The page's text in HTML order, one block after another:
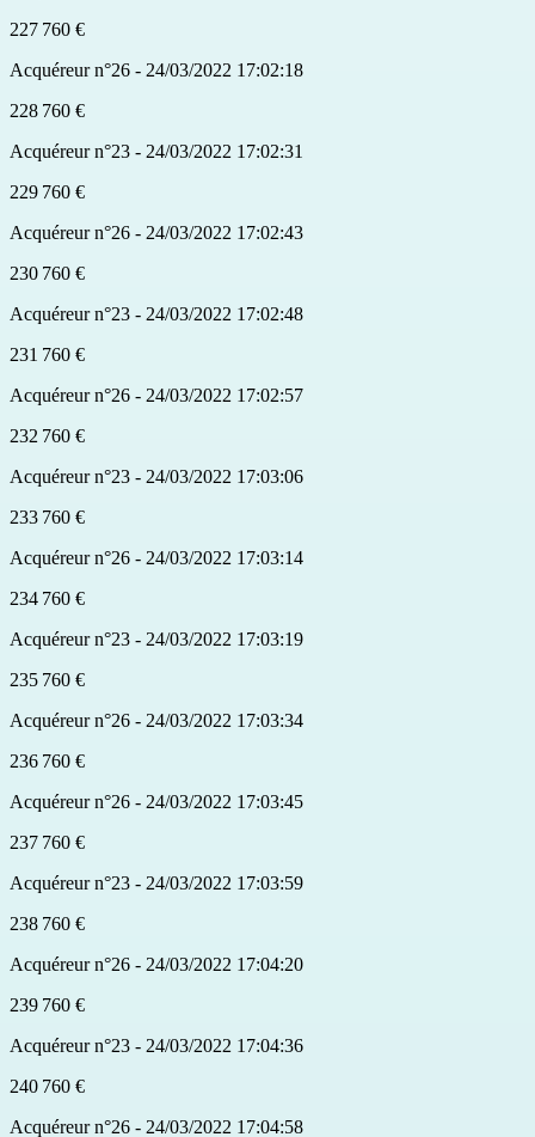
227 760 €
Acquéreur n°26 - 24/03/2022 17:02:18
228 760 €
Acquéreur n°23 - 24/03/2022 17:02:31
229 760 €
Acquéreur n°26 - 24/03/2022 17:02:43
230 760 €
Acquéreur n°23 - 24/03/2022 17:02:48
231 760 €
Acquéreur n°26 - 24/03/2022 17:02:57
232 760 €
Acquéreur n°23 - 24/03/2022 17:03:06
233 760 €
Acquéreur n°26 - 24/03/2022 17:03:14
234 760 €
Acquéreur n°23 - 24/03/2022 17:03:19
235 760 €
Acquéreur n°26 - 24/03/2022 17:03:34
236 760 €
Acquéreur n°26 - 24/03/2022 17:03:45
237 760 €
Acquéreur n°23 - 24/03/2022 17:03:59
238 760 €
Acquéreur n°26 - 24/03/2022 17:04:20
239 760 €
Acquéreur n°23 - 24/03/2022 17:04:36
240 760 €
Acquéreur n°26 - 24/03/2022 17:04:58